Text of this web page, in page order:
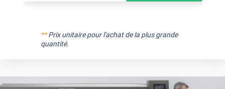
**Prix unitaire pour l'achat de la plus grande
quantité.